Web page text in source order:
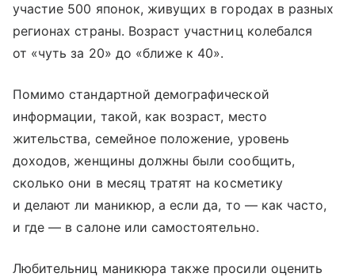
участие 500 японок, живущих в городах в разных
регионах страны. Возраст участниц колебался
от «чуть за 20» до «ближе к 40».
Помимо стандартной демографической
информации, такой, как возраст, место
жительства, семейное положение, уровень
доходов, женщины должны были сообщить,
сколько они в месяц тратят на косметику
и делают ли маникюр, а если да, то — как часто,
и где — в салоне или самостоятельно.
Любительниц маникюра также просили оценить